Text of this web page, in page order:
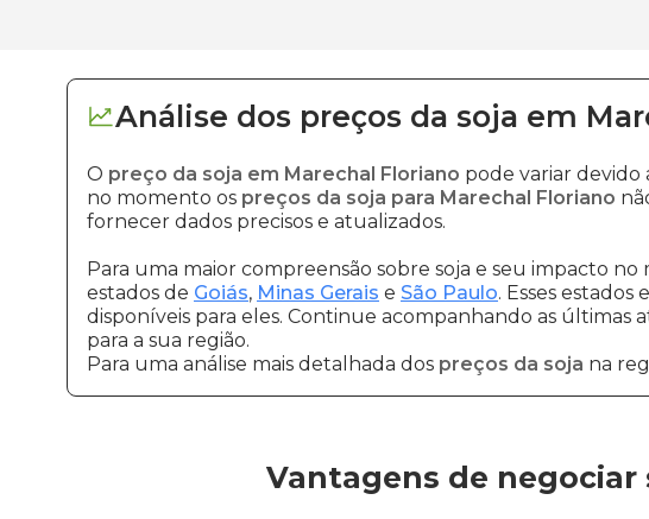
Análise dos preços da soja em
O preço da soja em Marechal Floriano pode variar devido
no momento os preços da soja para Marechal Floriano
fornecer dados precisos e atualizados.
Para uma maior compreensão sobre soja e seu impacto
estados de Goiás, Minas Gerais e São Paulo. Esses
disponíveis para eles. Continue acompanhando as últimas
para a sua região.
Para uma análise mais detalhada dos preços da soja na
Vantagens de negociar